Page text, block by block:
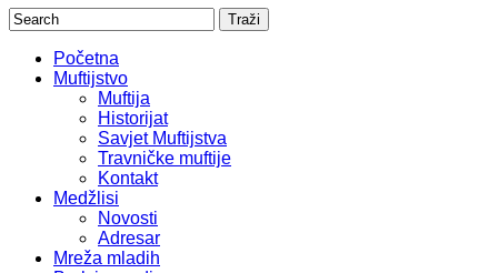
Početna
Muftijstvo
Muftija
Historijat
Savjet Muftijstva
Travničke muftije
Kontakt
Medžlisi
Novosti
Adresar
Mreža mladih